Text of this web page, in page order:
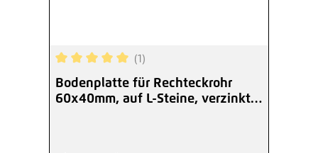
Durchschnittliche Bewertung von 5 von 5
(1)
Bodenplatte für Rechteckrohr
60x40mm, auf L-Steine, verzinkt